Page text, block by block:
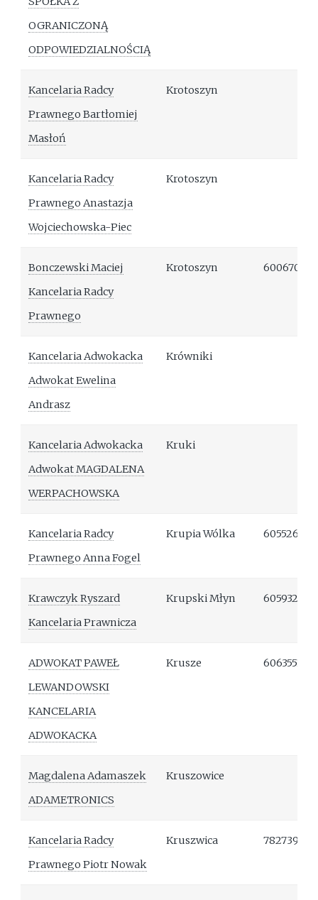
OGRANICZONĄ
ODPOWIEDZIALNOŚCIĄ
Kancelaria Radcy
Prawnego Bartłomiej
Masłoń
Krotoszyn
Kancelaria Radcy
Prawnego Anastazja
Wojciechowska-Piec
Krotoszyn
Bonczewski Maciej
Kancelaria Radcy
Prawnego
Krotoszyn
Kancelaria Adwokacka
Adwokat Ewelina
Andrasz
Krówniki
Kancelaria Adwokacka
Adwokat MAGDALENA
WERPACHOWSKA
Kruki
Kancelaria Radcy
Prawnego Anna Fogel
Krupia Wólka 605526403
Krawczyk Ryszard
Kancelaria Prawnicza
Krupski Młyn 605932742
ADWOKAT PAWEŁ
LEWANDOWSKI
KANCELARIA
ADWOKACKA
Krusze 606355145
Magdalena Adamaszek
ADAMETRONICS
Kruszowice
Kancelaria Radcy
Prawnego Piotr Nowak
Kruszwica 782739609